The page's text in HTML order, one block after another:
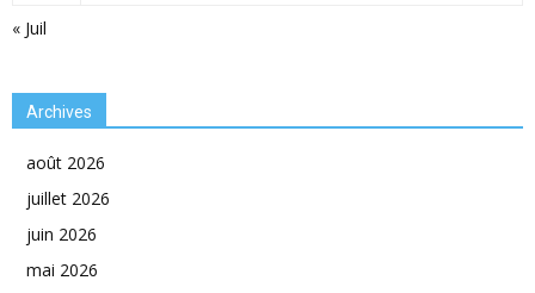
« Juil
Archives
août 2026
juillet 2026
juin 2026
mai 2026